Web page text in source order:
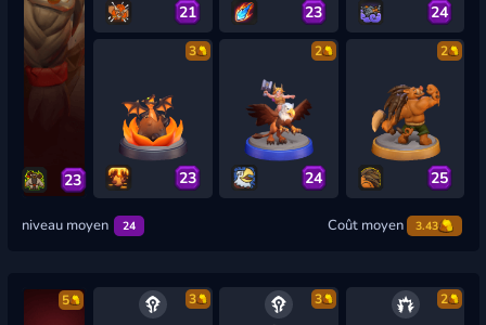
23
21 23 24
3
23
2
24
2
25
niveau moyen 24 Coût moyen 3.43
5 3 3 2